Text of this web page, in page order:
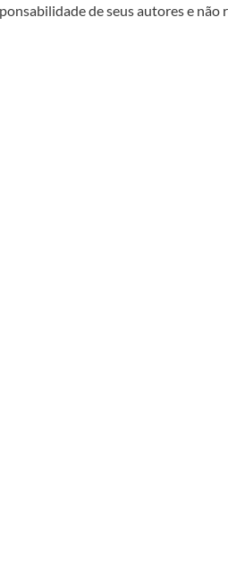
de seus autores e